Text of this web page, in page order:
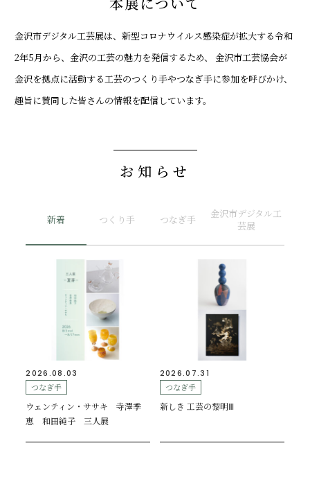
⾦沢市デジタル⼯芸展は、新型コロナウイルス感染症が拡⼤する令和
2年5⽉から、⾦沢の⼯芸の魅⼒を発信するため、
⾦沢市⼯芸協会が
⾦沢を拠点に活動する⼯芸のつくり⼿やつなぎ⼿に参加を呼びかけ、
趣旨に賛同した皆さんの情報を配信しています。
お知らせ
新着 つくり手 つなぎ手
金沢市デジタル工
芸展
2026.08.03
つなぎ手
ウェンティン・ササキ 寺澤季
恵 和田純子 三人展
2026.07.31
つなぎ手
新しき 工芸の黎明Ⅲ